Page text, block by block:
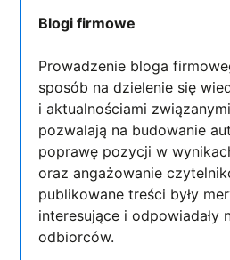
Blogi firmowe
Prowadzenie bloga
sposób na dzielenie się
i aktualnościami
pozwalają na budowanie
poprawę pozycji w
oraz angażowanie
publikowane treści były
interesujące i odpowiadały
odbiorców.